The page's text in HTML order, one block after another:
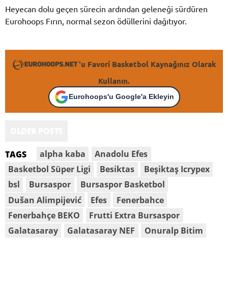
Heyecan dolu geçen sürecin ardından geleneği sürdüren
Eurohoops Fırın, normal sezon ödüllerini dağıtıyor.
'u Favori Basketbol Kaynağınız Olarak
Kullanın.
Eurohoops'u Google'a Ekleyin
TAGS alpha kaba
Anadolu Efes
Basketbol Süper Ligi
Besiktas
Beşiktaş Icrypex
bsl
Bursaspor
Bursaspor Basketbol
Dušan Alimpijević
Efes
Fenerbahce
Fenerbahçe BEKO
Frutti Extra Bursaspor
Galatasaray
Galatasaray NEF Onuralp Bitim